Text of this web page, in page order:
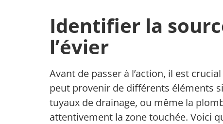
Identifier la
l’évier
Avant de passer à l’action, il est
peut provenir de différents éléments
tuyaux de drainage, ou même la
attentivement la zone touchée. Voici